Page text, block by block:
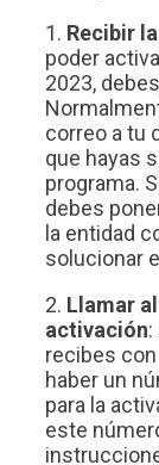
1. Recibir
poder
2023,
correo a tu
que hayas
programa.
debes
la entidad
solucionar
2. Llamar
activación
recibes
haber un
para la
este